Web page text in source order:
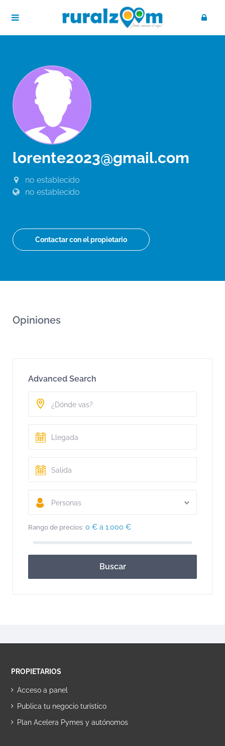
lorente2023@gmail.com
no establecido
no establecido
Contactar con el propietario
Opiniones
Advanced Search
Personas
Rango de precios: 0 € a 1.000 €
Buscar
PROPIETARIOS
Acceso a panel
Publica tu negocio turístico
Plan Acelera Pymes y autónomos